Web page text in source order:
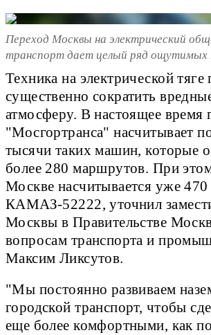
Переход Москвы на электрический
транспорт дает целый ряд ощутимых
Техника на электрической тяге
существенно сократить
атмосферу. В настоящее время
"Мосгортранса" насчитывает
тысячи таких машин, которые
более 280 маршрутов. При
Москве насчитывается уже 470
КАМАЗ-52222, уточнил
Москвы в Правительстве
вопросам транспорта и
Максим Ликсутов.
"Мы постоянно развиваем
городской транспорт, чтобы
еще более комфортными, как